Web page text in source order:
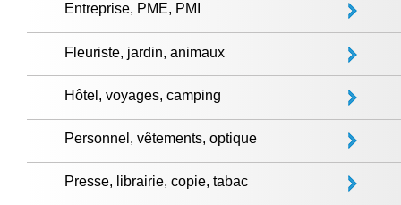
Entreprise, PME, PMI
Fleuriste, jardin, animaux
Hôtel, voyages, camping
Personnel, vêtements, optique
Presse, librairie, copie, tabac